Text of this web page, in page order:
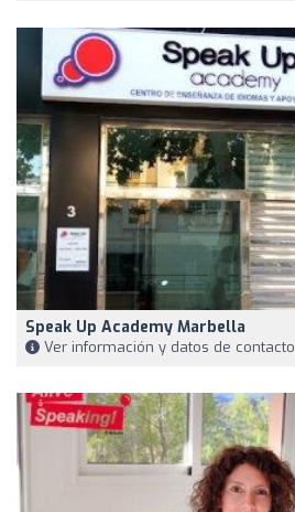
Speak Up Academy Marbella
Ver información y datos de contacto